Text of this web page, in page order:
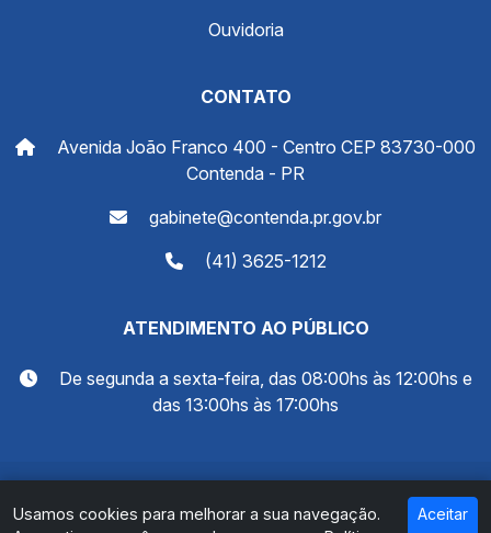
Ouvidoria
CONTATO
Avenida João Franco 400 - Centro CEP 83730-000
Contenda - PR
gabinete@contenda.pr.gov.br
(41) 3625-1212
ATENDIMENTO AO PÚBLICO
De segunda a sexta-feira, das 08:00hs às 12:00hs e
das 13:00hs às 17:00hs
© 2026 Prefeitura Municipal de Contenda - PR. Todos
os direitos reservados.
Usamos cookies para melhorar a sua navegação.
Aceitar